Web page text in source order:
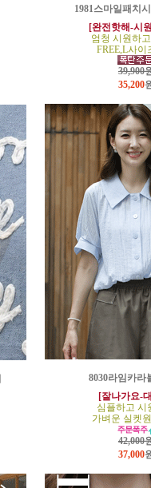
1981스마일패치
[완전핫해-시
엄청 시원하
FREE,L사이
39,900
35,200
8030라임카라
[잘나가요-
심플하고 시
가벼운 실켓
42,000
37,000